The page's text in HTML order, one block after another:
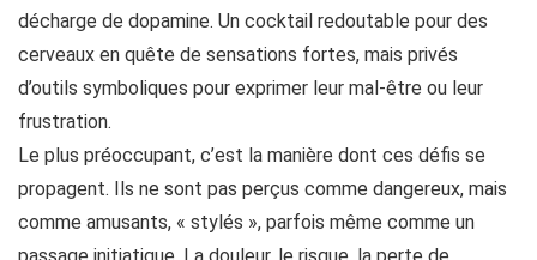
décharge de dopamine. Un cocktail redoutable pour des
cerveaux en quête de sensations fortes, mais privés
d’outils symboliques pour exprimer leur mal-être ou leur
frustration.
Le plus préoccupant, c’est la manière dont ces défis se
propagent. Ils ne sont pas perçus comme dangereux, mais
comme amusants, « stylés », parfois même comme un